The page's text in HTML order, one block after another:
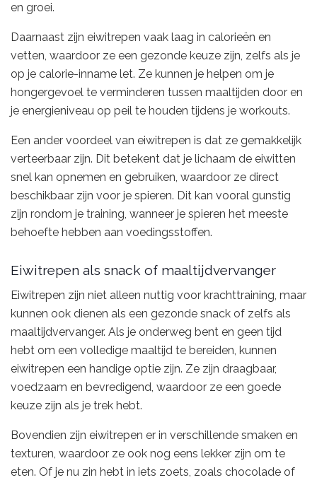
en groei.
Daarnaast zijn eiwitrepen vaak laag in calorieën en
vetten, waardoor ze een gezonde keuze zijn, zelfs als je
op je calorie-inname let. Ze kunnen je helpen om je
hongergevoel te verminderen tussen maaltijden door en
je energieniveau op peil te houden tijdens je workouts.
Een ander voordeel van eiwitrepen is dat ze gemakkelijk
verteerbaar zijn. Dit betekent dat je lichaam de eiwitten
snel kan opnemen en gebruiken, waardoor ze direct
beschikbaar zijn voor je spieren. Dit kan vooral gunstig
zijn rondom je training, wanneer je spieren het meeste
behoefte hebben aan voedingsstoffen.
Eiwitrepen als snack of maaltijdvervanger
Eiwitrepen zijn niet alleen nuttig voor krachttraining, maar
kunnen ook dienen als een gezonde snack of zelfs als
maaltijdvervanger. Als je onderweg bent en geen tijd
hebt om een volledige maaltijd te bereiden, kunnen
eiwitrepen een handige optie zijn. Ze zijn draagbaar,
voedzaam en bevredigend, waardoor ze een goede
keuze zijn als je trek hebt.
Bovendien zijn eiwitrepen er in verschillende smaken en
texturen, waardoor ze ook nog eens lekker zijn om te
eten. Of je nu zin hebt in iets zoets, zoals chocolade of